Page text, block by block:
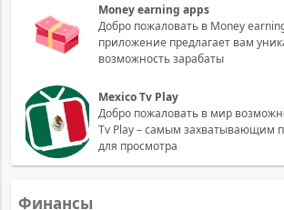
Money earning apps
Добро пожаловать в Money
приложение предлагает вам
возможность зарабаты
Mexico Tv Play
Добро пожаловать в мир
Tv Play – самым захватывающим
для просмотра
Финансы